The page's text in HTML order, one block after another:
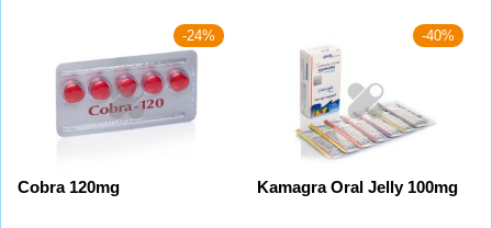
-24%
Cobra 120mg
-40%
Kamagra Oral Jelly 100mg